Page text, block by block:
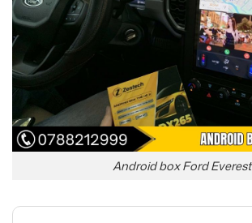
Android box Ford Everest